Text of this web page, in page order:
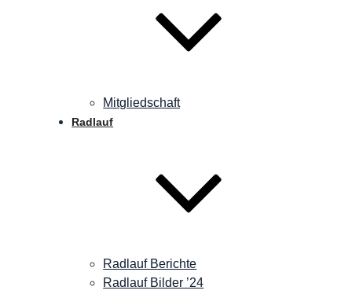
Mitgliedschaft
Radlauf
Radlauf Berichte
Radlauf Bilder ’24